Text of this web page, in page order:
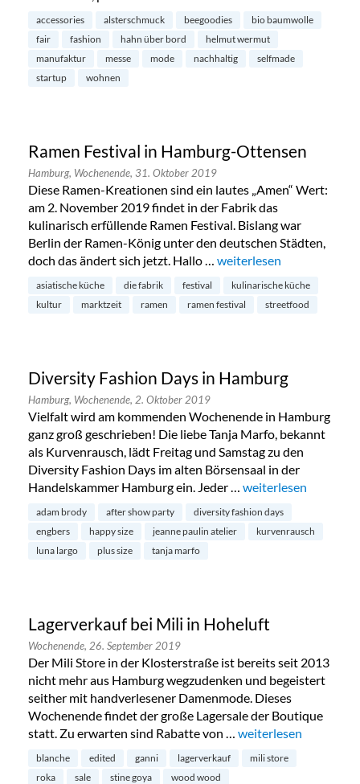
accessories alsterschmuck beegoodies
bio baumwolle
fair
fashion hahn über bord
helmut wermut
manufaktur
messe mode nachhaltig
selfmade
startup
wohnen
Ramen Festival in Hamburg-Ottensen
Hamburg, Wochenende, 31. Oktober 2019
Diese Ramen-Kreationen sind ein lautes „Amen“ Wert:
am 2. November 2019 findet in der Fabrik das
kulinarisch erfüllende Ramen Festival. Bislang war
Berlin der Ramen-König unter den deutschen Städten,
doch das ändert sich jetzt. Hallo … „Ramen Festival in
weiterlesen
asiatische küche die fabrik festival
kulinarische küche
kultur
marktzeit ramen ramen festival streetfood
Diversity Fashion Days in Hamburg
Hamburg, Wochenende, 2. Oktober 2019
Vielfalt wird am kommenden Wochenende in Hamburg
ganz groß geschrieben! Die liebe Tanja Marfo, bekannt
als Kurvenrausch, lädt Freitag und Samstag zu den
Diversity Fashion Days im alten Börsensaal in der
Handelskammer Hamburg ein. Jeder … „Diversity Fashion
weiterlesen
adam brody after show party
diversity fashion days
engbers
happy size jeanne paulin atelier
kurvenrausch
luna largo
plus size tanja marfo
Lagerverkauf bei Mili in Hoheluft
Wochenende, 26. September 2019
Der Mili Store in der Klosterstraße ist bereits seit 2013
nicht mehr aus Hamburg wegzudenken und begeistert
seither mit handverlesener Damenmode. Dieses
Wochenende findet der große Lagersale der Boutique
statt. Zu erwarten sind Rabatte von … „Lagerverkauf bei
weiterlesen
blanche edited ganni lagerverkauf
mili store
roka
sale stine goya wood wood